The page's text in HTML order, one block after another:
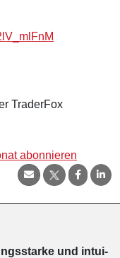
TraderFox
abonnieren
und in­tui­